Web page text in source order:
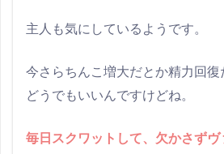
主人も気にしているようです。
今さらちんこ増大だとか精力回
どうでもいいんですけどね。
毎日スクワットして、欠かさずヴ